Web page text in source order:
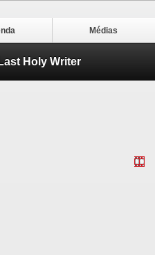
Médias
Holy Writer